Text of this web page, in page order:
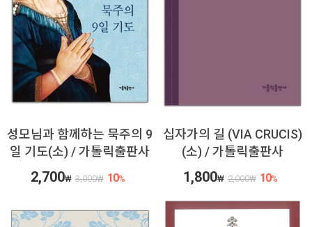
성모님과 함께하는 묵주의 9
일 기도(소) / 가톨릭출판사
2,700₩ 3,000₩ 10%
십자가의 길 (VIA CRUCIS)
(소) / 가톨릭출판사
1,800₩ 2,000₩ 10%